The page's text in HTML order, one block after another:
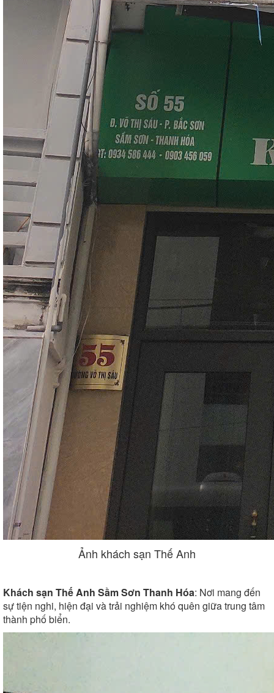
Ảnh khách sạn Thế Anh
Khách sạn Thế Anh Sầm Sơn Thanh Hóa: Nơi mang đến
sự tiện nghi, hiện đại và trải nghiệm khó quên giữa trung tâm
thành phố biển.